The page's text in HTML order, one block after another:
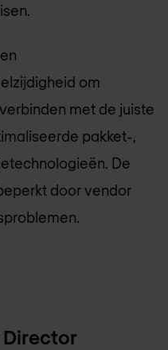
om
met de juiste
pakket-,
De
door vendor
Director